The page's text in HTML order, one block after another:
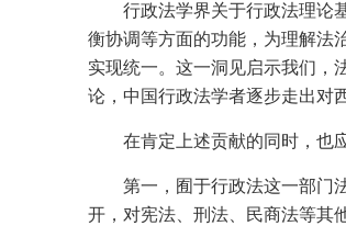
行政法学界关于行政法理论
衡协调等方面的功能，为理解法
实现统一。这一洞见启示我们，
论，中国行政法学者逐步走出对
在肯定上述贡献的同时，也
第一，囿于行政法这一部门
开，对宪法、刑法、民商法等其